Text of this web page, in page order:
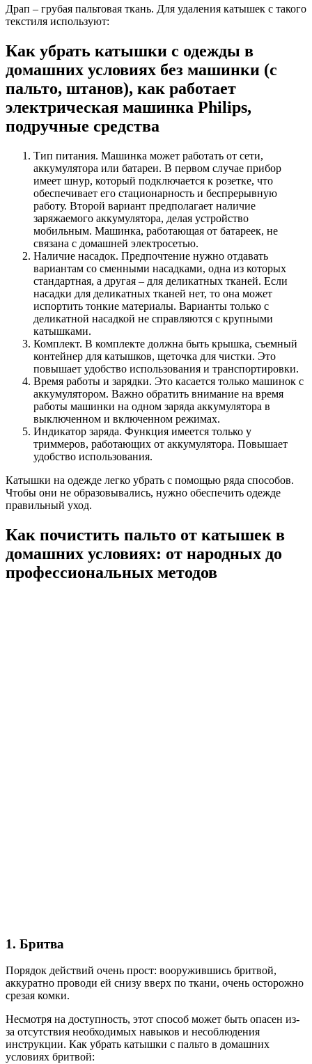
Драп – грубая пальтовая ткань. Для удаления катышек с такого
текстиля используют:
Как убрать катышки с одежды в
домашних условиях без машинки (с
пальто, штанов), как работает
электрическая машинка Philips,
подручные средства
Тип питания. Машинка может работать от сети,
аккумулятора или батареи. В первом случае прибор
имеет шнур, который подключается к розетке, что
обеспечивает его стационарность и беспрерывную
работу. Второй вариант предполагает наличие
заряжаемого аккумулятора, делая устройство
мобильным. Машинка, работающая от батареек, не
связана с домашней электросетью.
Наличие насадок. Предпочтение нужно отдавать
вариантам со сменными насадками, одна из которых
стандартная, а другая – для деликатных тканей. Если
насадки для деликатных тканей нет, то она может
испортить тонкие материалы. Варианты только с
деликатной насадкой не справляются с крупными
катышками.
Комплект. В комплекте должна быть крышка, съемный
контейнер для катышков, щеточка для чистки. Это
повышает удобство использования и транспортировки.
Время работы и зарядки. Это касается только машинок с
аккумулятором. Важно обратить внимание на время
работы машинки на одном заряда аккумулятора в
выключенном и включенном режимах.
Индикатор заряда. Функция имеется только у
триммеров, работающих от аккумулятора. Повышает
удобство использования.
Катышки на одежде легко убрать с помощью ряда способов.
Чтобы они не образовывались, нужно обеспечить одежде
правильный уход.
Как почистить пальто от катышек в
домашних условиях: от народных до
профессиональных методов
1. Бритва
Порядок действий очень прост: вооружившись бритвой,
аккуратно проводи ей снизу вверх по ткани, очень осторожно
срезая комки.
Несмотря на доступность, этот способ может быть опасен из-
за отсутствия необходимых навыков и несоблюдения
инструкции. Как убрать катышки с пальто в домашних
условиях бритвой: